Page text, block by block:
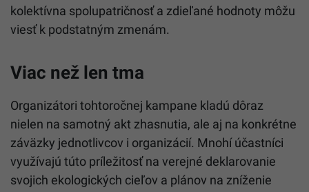
kolektívna spolupatričnosť a zdieľané hodnoty môžu
viesť k podstatným zmenám.
Viac než len tma
Organizátori tohtoročnej kampane kladú dôraz
nielen na samotný akt zhasnutia, ale aj na konkrétne
záväzky jednotlivcov i organizácií. Mnohí účastníci
využívajú túto príležitosť na verejné deklarovanie
svojich ekologických cieľov a plánov na zníženie